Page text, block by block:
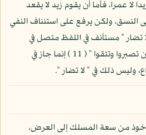
لا عمرا، فأما أن يقوم زيد لا يقعد
النسق، ولكن يرفع على استئناف النفي
تضار " مستأنف في اللفظ متصل في
المعنى، وقوله: " وان تصبروا وتتقوا " ( 11 ) إنما جاز في
وليس ذلك في " لا تضار ".
من سعة المسلك إلى العرض،